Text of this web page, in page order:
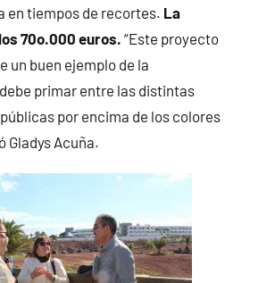
en tiempos de recortes. La
70o.000 euros. “Este proyecto
un buen ejemplo de la
primar entre las distintas
por encima de los colores
Gladys Acuña.